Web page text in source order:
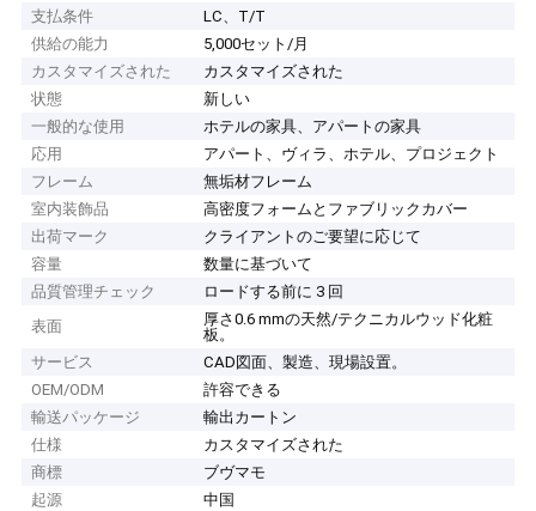
支払条件
LC、T/T
供給の能力
5,000セット/月
カスタマイズされた
カスタマイズされた
状態
新しい
一般的な使用
ホテルの家具、アパートの家具
応用
アパート、ヴィラ、ホテル、プロジェクト
フレーム
無垢材フレーム
室内装飾品
高密度フォームとファブリックカバー
出荷マーク
クライアントのご要望に応じて
容量
数量に基づいて
品質管理チェック
ロードする前に 3 回
表面
厚さ0.6 mmの天然/テクニカルウッド化粧
板。
サービス
CAD図面、製造、現場設置。
OEM/ODM
許容できる
輸送パッケージ
輸出カートン
仕様
カスタマイズされた
商標
ブヴマモ
起源
中国